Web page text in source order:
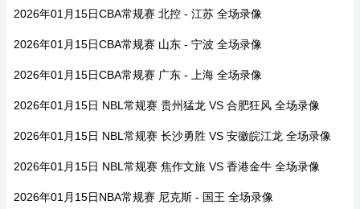
2026年01月15日CBA常规赛 北控 - 江苏 全场录像
2026年01月15日CBA常规赛 山东 - 宁波 全场录像
2026年01月15日CBA常规赛 广东 - 上海 全场录像
2026年01月15日 NBL常规赛 贵州猛龙 VS 合肥狂风 全场录像
2026年01月15日 NBL常规赛 长沙勇胜 VS 安徽皖江龙 全场录像
2026年01月15日 NBL常规赛 焦作文旅 VS 香港金牛 全场录像
2026年01月15日NBA常规赛 尼克斯 - 国王 全场录像